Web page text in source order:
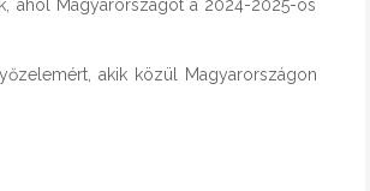
ahol Magyarországot a 2024-2025-ös
akik közül Magyarországon